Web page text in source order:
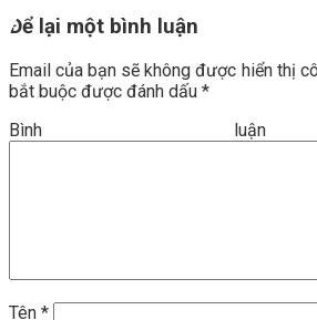
Để lại một bình luận
Email của bạn sẽ không được hiển thị
bắt buộc được đánh dấu *
Bình
Tên *